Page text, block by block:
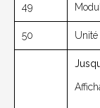
49
50 Unité